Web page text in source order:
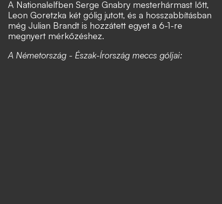
A Nationalelfben Serge Gnabry mesterhármast lőtt,
Leon Goretzka két gólig jutott, és a hosszabbításban
még Julian Brandt is hozzátett egyet a 6-1-re
megnyert mérkőzéshez.
A Németország - Észak-Írország meccs góljai: